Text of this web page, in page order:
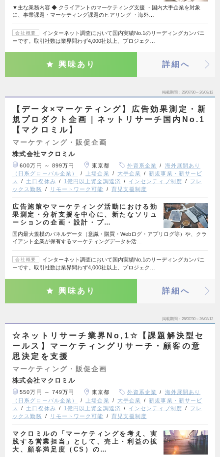
▼主な業務内容 ◆ クライアントのマーケティング支援 ・国内大手企業を対象
に、事業課題・マーケティング課題のヒアリング ・海外…
会社概要
インターネット調査において国内実績No.1のリーディングカンパニ
ーです。取引社数は業界問わず4,000社以上、プロジェク…
興味あり 詳細へ
掲載期間 26/07/30～26/08/12
【データ×マーケティング】広告効果測定・新
規プロダクト企画｜ネットリサーチ国内No.1
【マクロミル】
マーケティング・販促企画
株式会社マクロミル
600万円 ～ 899万円 東京都 外資系企業
海外展開あり
（日系グローバル企業）
上場企業 大手企業
新規事業・新サービ
ス
土日祝休み 1億円以上資金調達済 インセンティブ制度
フレ
ックス勤務
リモートワーク可能 育児支援制度
広告施策やマーケティング活動における効
果測定・分析支援を中心に、新たなソリュ
ーションの企画・設計・プ…
国内最大規模のパネルデータ（意識・購買・Webログ・アプリログ等）や、クラ
イアント企業が保有するマーケティングデータを活…
会社概要
インターネット調査において国内実績No.1のリーディングカンパニ
ーです。取引社数は業界問わず4,000社以上、プロジェク…
興味あり 詳細へ
掲載期間 26/07/30～26/08/12
☆ネットリサーチ業界No,1☆【課題解決型セ
ールス】マーケティングリサーチ・顧客の意
思決定を支援
マーケティング・販促企画
株式会社マクロミル
550万円 ～ 749万円 東京都 外資系企業
海外展開あり
（日系グローバル企業）
上場企業 大手企業
新規事業・新サービ
ス
土日祝休み 1億円以上資金調達済 インセンティブ制度
フレ
ックス勤務
リモートワーク可能 育児支援制度
マクロミルの「マーケティングを考え、実
践する営業担当」として、売上・利益の拡
大、顧客満足度（CS）の…